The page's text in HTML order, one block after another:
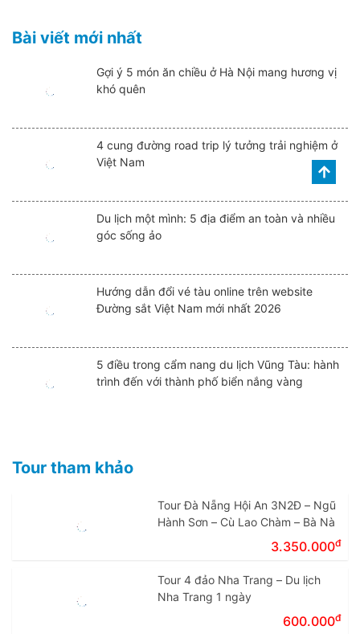
Bài viết mới nhất
Gợi ý 5 món ăn chiều ở Hà Nội mang hương vị
khó quên
4 cung đường road trip lý tưởng trải nghiệm ở
Việt Nam
Du lịch một mình: 5 địa điểm an toàn và nhiều
góc sống ảo
Hướng dẫn đổi vé tàu online trên website
Đường sắt Việt Nam mới nhất 2026
5 điều trong cẩm nang du lịch Vũng Tàu: hành
trình đến với thành phố biển nắng vàng
Tour tham khảo
Tour Đà Nẵng Hội An 3N2Đ – Ngũ
Hành Sơn – Cù Lao Chàm – Bà Nà
3.350.000đ
Tour 4 đảo Nha Trang – Du lịch
Nha Trang 1 ngày
600.000đ